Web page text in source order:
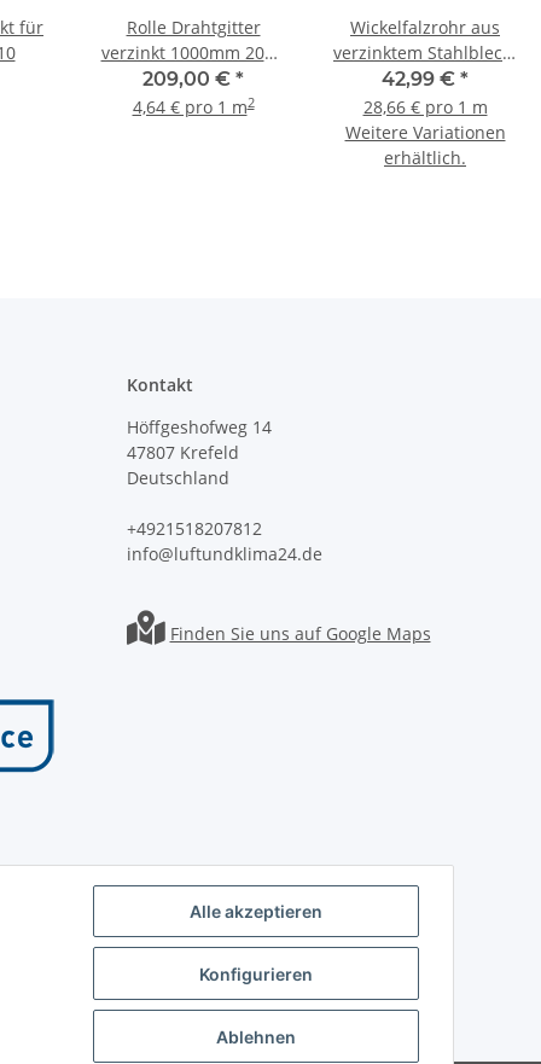
Alle akzeptieren
Konfigurieren
Ablehnen
für
Rolle Drahtgitter
verzinkt 1000mm 20m²
Drahtgeflecht
209,00 € *
4,64 € pro 1 m2
Wickelfalzrohr aus
verzinktem Stahlblech,
Ø 400 - 710 mm, 1,5 m
42,99 € *
28,66 € pro 1 m
Weitere Variationen
erhältlich.
Kontakt
Höffgeshofweg 14
47807 Krefeld
Deutschland
+4921518207812
info@luftundklima24.de
Finden Sie uns auf Google Maps